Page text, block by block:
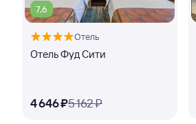
7,6
Отель
Отель Фуд Сити
4 ⁠646 ⁠₽5 ⁠162 ⁠₽